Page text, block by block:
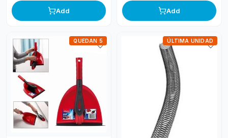
Add Add
QUEDAN 5 ÚLTIMA UNIDAD